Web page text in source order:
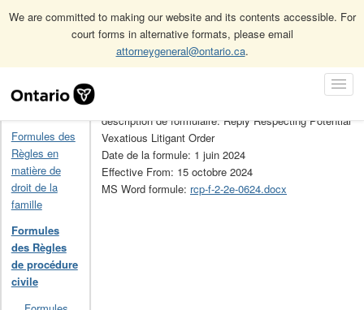
We are committed to making our website and its contents accessible. For
court forms in alternative formats, please email
attorneygeneral@ontario.ca.
Navigation
Accueil Formules des Règles de procédure civile 2.2E
Formules des
Règles en
matière de
droit de la
famille
Formules
des Règles
de procédure
civile
description de formulaire: Reply Respecting Potential
Vexatious Litigant Order
Date de la formule: 1 juin 2024
Effective From: 15 octobre 2024
MS Word formule: rcp-f-2-2e-0624.docx